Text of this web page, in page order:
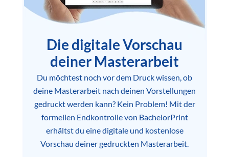
Die digitale Vorschau
deiner Masterarbeit
Du möchtest noch vor dem Druck wissen, ob
deine Masterarbeit nach deinen Vorstellungen
gedruckt werden kann? Kein Problem! Mit der
formellen Endkontrolle von BachelorPrint
erhältst du eine digitale und kostenlose
Vorschau deiner gedruckten Masterarbeit.